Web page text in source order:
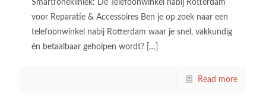
Smartfonekliniek: Dé Telefoonwinkel nabij Rotterdam
voor Reparatie & Accessoires Ben je op zoek naar een
telefoonwinkel nabij Rotterdam waar je snel, vakkundig
én betaalbaar geholpen wordt? […]
Read more